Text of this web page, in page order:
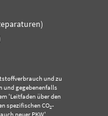
und zu
und gegebenenfalls
'Leitfaden über den
spezifischen CO2-